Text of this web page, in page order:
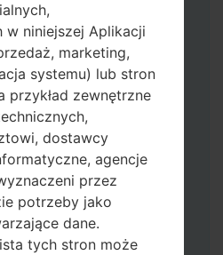
komputer najnowszą
wyodrębnij plik
1 plik (jeśli 1 plik
5 plików (jeśli 5 plików
& Region & Operator"
"Country & Region &
w niniejszej Aplikacji
marketing,
systemu) lub stron
przykład zewnętrzne
dostawcy
agencje
przez
potrzeby jako
dane.
tych stron może